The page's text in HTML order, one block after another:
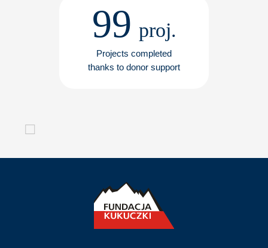
99 proj.
Projects completed
thanks to donor support